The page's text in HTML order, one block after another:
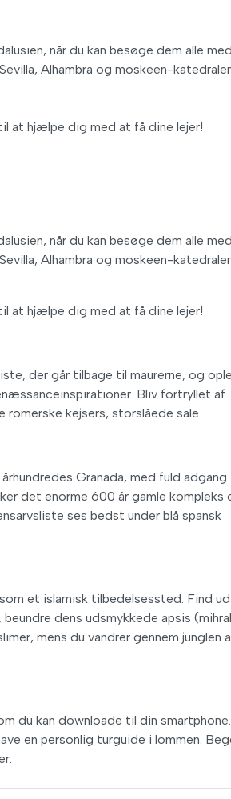
når du kan besøge dem alle
Alhambra og moskeen-
at hjælpe dig med at få dine lejer!
når du kan besøge dem alle
Alhambra og moskeen-
at hjælpe dig med at få dine lejer!
der går tilbage til maurerne, og
Bliv fortryllet af
romerske kejsers, storslåede sale.
Granada, med fuld
det enorme 600 år gamle kompleks
ses bedst under blå spansk
et islamisk tilbedelsessted. Find
dens udsmykkede apsis
mens du vandrer gennem junglen
du kan downloade til din smartphone.
en personlig turguide i lommen.